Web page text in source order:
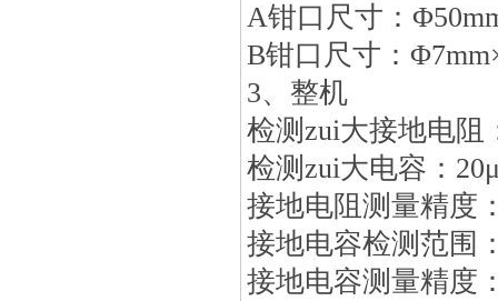
A钳口尺寸：
B钳口尺寸：
3、整机
检测zui大接地电阻
检测zui大电容：
接地电阻测量精度
接地电容检测范围
接地电容测量精度